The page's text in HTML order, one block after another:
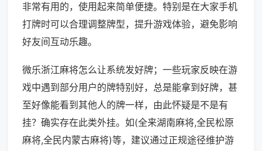
非常有用的，使用起来简单便捷。特别是在大家手机
打牌时可以合理调整牌型，提升游戏体验，避免影响
好友间互动乐趣。
微乐浙江麻将怎么让系统发好牌；一些玩家反映在游
戏中遇到部分用户的牌特别好，总是能拿到好牌，甚
至好像能看到其他人的牌一样，由此怀疑是不是有
挂？确实存在此类外挂。如(全来湖南麻将,全民松原
麻将,全民内蒙古麻将)等，建议通过正规途径维护游